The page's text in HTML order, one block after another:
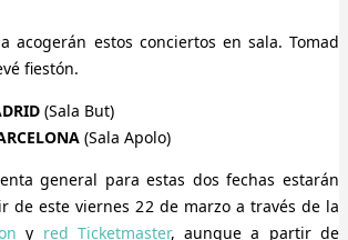
acogerán estos conciertos en sala. Tomad
fiestón.
(Sala But)
(Sala Apolo)
general para estas dos fechas estarán
de este viernes 22 de marzo a través de la
y red Ticketmaster, aunque a partir de